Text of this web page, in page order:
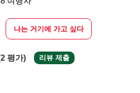
나는 거기에 가고 싶다
평가) 리뷰 제출